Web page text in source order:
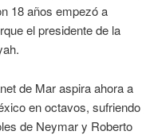
18 años empezó a
el presidente de la
de Mar aspira ahora a
en octavos, sufriendo
de Neymar y Roberto